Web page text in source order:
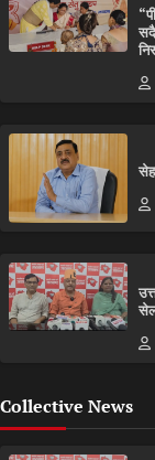
Collective News